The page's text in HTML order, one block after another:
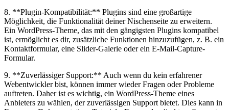
8. **Plugin-Kompatibilität:** Plugins ⁣sind eine großartige
Möglichkeit, die Funktionalität deiner Nischenseite zu erweitern.​
Ein WordPress-Theme, das mit den gängigsten Plugins kompatibel
ist, ermöglicht‍ es ⁤dir, zusätzliche Funktionen hinzuzufügen,⁢ z. B. ​ein
Kontaktformular, eine Slider-Galerie oder ein E-Mail-Capture-
Formular.
9. **Zuverlässiger Support:** Auch wenn‌ du kein erfahrener
Webentwickler bist, können immer wieder ⁤Fragen oder Probleme
auftreten. Daher ist es wichtig,⁢ ein WordPress-Theme eines
Anbieters zu wählen, der zuverlässigen Support bietet.⁤ Dies kann in